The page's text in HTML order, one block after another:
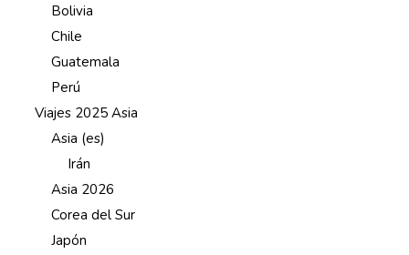
Bolivia
Chile
Guatemala
Perú
Viajes 2025 Asia
Asia (es)
Irán
Asia 2026
Corea del Sur
Japón